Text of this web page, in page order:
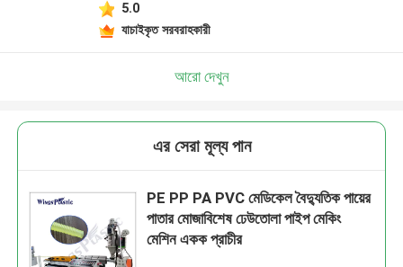
5.0
যাচাইকৃত সরবরাহকারী
আরো দেখুন
এর সেরা মূল্য পান
PE PP PA PVC মেডিকেল বৈদ্যুতিক পায়ের
পাতার মোজাবিশেষ ঢেউতোলা পাইপ মেকিং
মেশিন একক প্রাচীর